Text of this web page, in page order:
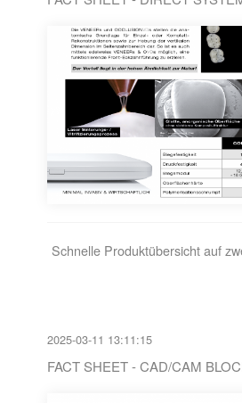
Schnelle Produktübersicht auf
2025-03-11 13:11:15
FACT SHEET - CAD/CAM